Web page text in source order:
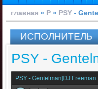
главная » P » PSY -
ИСПОЛНИТЕЛЬ
PSY -
PSY - Gentelman[DJ